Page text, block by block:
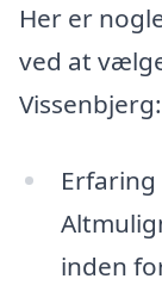
Her er
ved at
Vissenbjerg:
inden